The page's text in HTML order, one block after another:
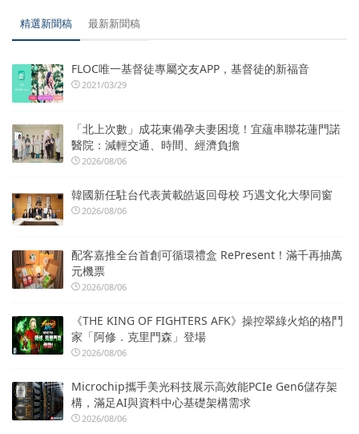
精選新聞稿 最新新聞稿
FLOC唯一基督徒專屬交友APP，基督徒的新福音
2021/03/29
「北上次數」成花東備孕夫妻困境！宜蘊串聯花蓮門諾
醫院：減輕交通、時間、經濟負擔
2026/08/06
韓國新任駐台代表黃載皓返回母校 巧遇文化大學同窗
2026/08/06
配客嘉推全台首創可循環禮盒 RePresent！滿千再抽萬
元機票
2026/08/06
《THE KING OF FIGHTERS AFK》操控翠綠火焰的格鬥
家「阿修．克里門森」登場
2026/08/06
Microchip攜手美光科技展示高效能PCIe Gen6儲存架
構，滿足AI與資料中心基礎架構需求
2026/08/06